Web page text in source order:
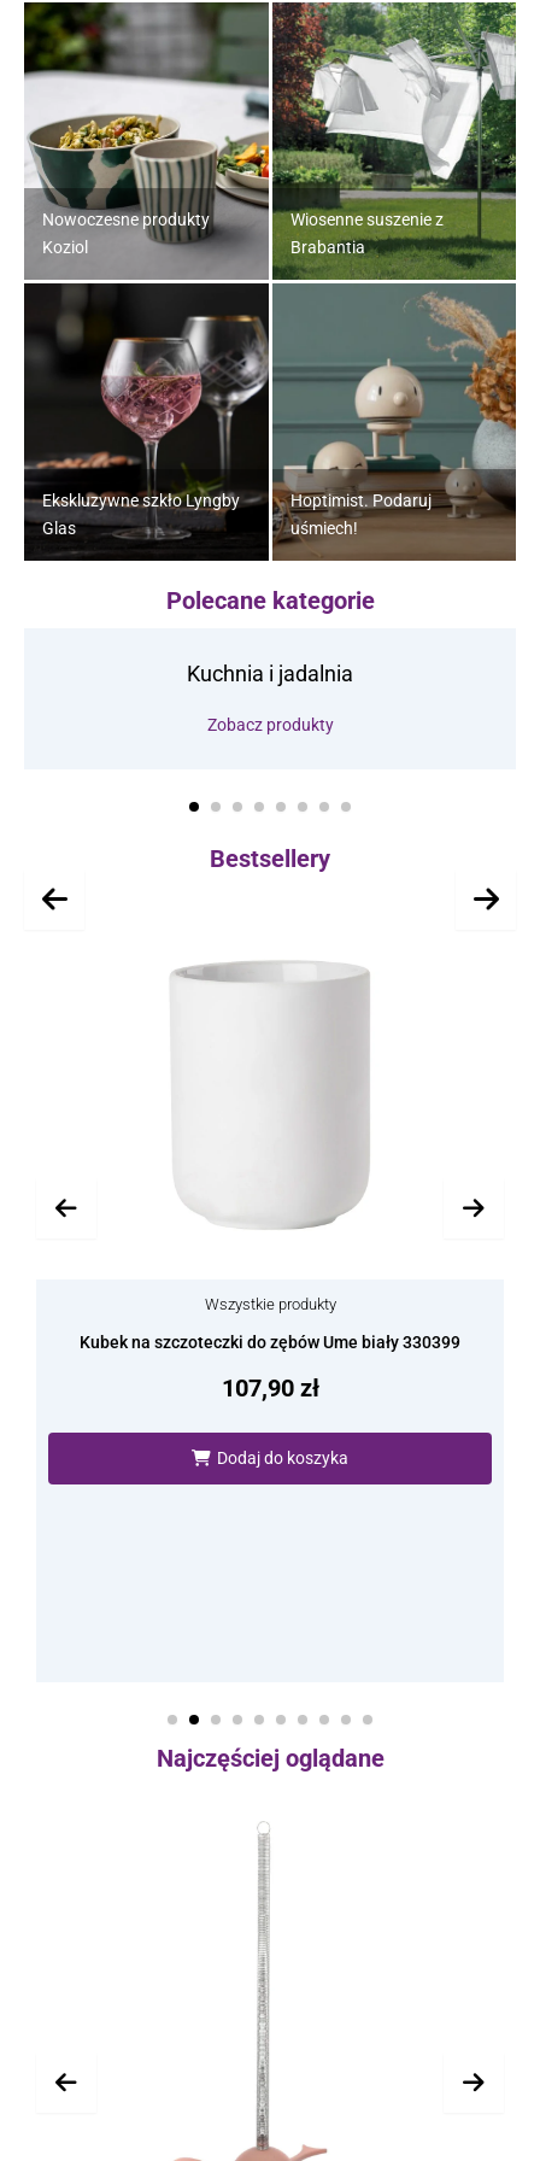
Nowoczesne produkty
Koziol
Wiosenne suszenie z
Brabantia
Ekskluzywne szkło Lyngby
Glas
Hoptimist. Podaruj
uśmiech!
Polecane kategorie
Kuchnia i jadalnia
Zobacz produkty
Bestsellery
Wszystkie produkty
Kubek na szczoteczki do zębów Ume biały 330399
107,90 zł
Dodaj do koszyka
Najczęściej oglądane